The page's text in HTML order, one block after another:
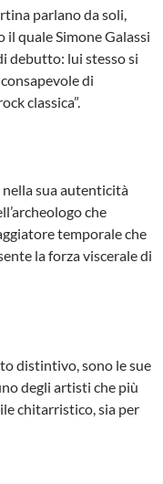
parlano da soli,
quale Simone Galassi
debutto: lui stesso si
di
classica”.
nella sua autenticità
che
temporale che
la forza viscerale di
distintivo, sono le sue
degli artisti che più
chitarristico, sia per